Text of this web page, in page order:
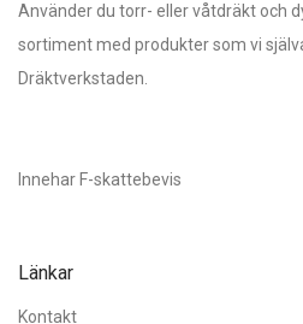
Använder du torr- eller våtdräkt och
sortiment med produkter som vi
Dräktverkstaden.
Innehar F-skattebevis
Länkar
Kontakt